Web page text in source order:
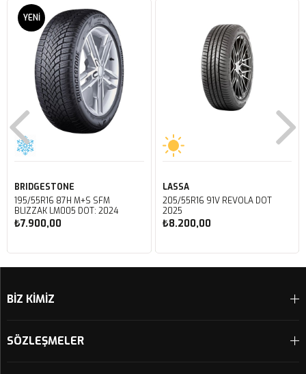
BRIDGESTONE
195/55R16 87H M+S SFM
BLIZZAK LM005 DOT: 2024
₺7.900,00
YENI
ÜRÜN
LASSA
205/55R16 91V REVOLA DOT
2025
₺8.200,00
BİZ KİMİZ
SÖZLEŞMELER